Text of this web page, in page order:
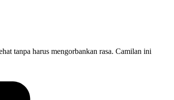
tanpa harus mengorbankan rasa. Camilan ini